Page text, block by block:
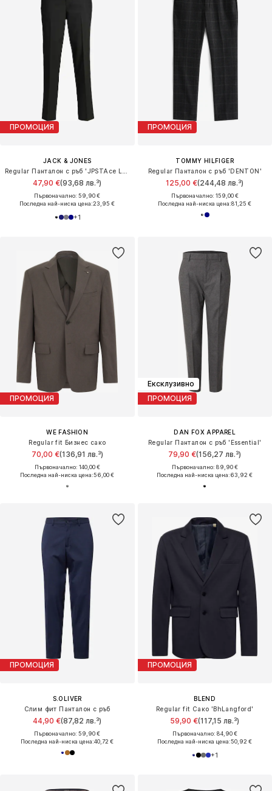
ПРОМОЦИЯ
JACK & JONES
47,90 €(93,68 лв.³)
Първоначално: 59,90 €
Последна най-ниска цена:23,95 €
+1
ПРОМОЦИЯ
TOMMY HILFIGER
Regular Панталон с ръб 'DENTON'
125,00 €(244,48 лв.³)
Първоначално: 159,00 €
Последна най-ниска цена:81,25 €
ПРОМОЦИЯ
WE FASHION
Regular fit Бизнес сако
70,00 €(136,91 лв.³)
Първоначално: 140,00 €
Последна най-ниска цена:56,00 €
Ексклузивно
ПРОМОЦИЯ
DAN FOX APPAREL
Regular Панталон с ръб 'Essential'
79,90 €(156,27 лв.³)
Първоначално: 89,90 €
Последна най-ниска цена:63,92 €
ПРОМОЦИЯ
S.OLIVER
Слим фит Панталон с ръб
44,90 €(87,82 лв.³)
Първоначално: 59,90 €
Последна най-ниска цена:40,72 €
ПРОМОЦИЯ
BLEND
Regular fit Сако 'BhLangford'
59,90 €(117,15 лв.³)
Първоначално: 84,90 €
Последна най-ниска цена:50,92 €
+1